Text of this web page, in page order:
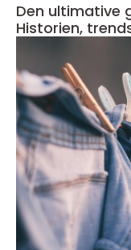
Den ultimative
Historien,